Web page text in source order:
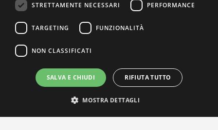
STRETTAMENTE NECESSARI PERFORMANCE
TARGETING FUNZIONALITÀ
NON CLASSIFICATI
SALVA E CHIUDI RIFIUTA TUTTO
MOSTRA DETTAGLI